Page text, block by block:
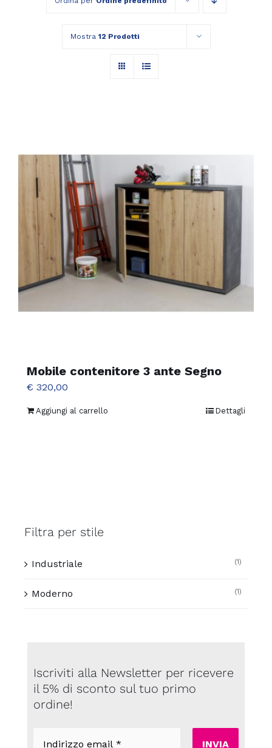
Mostra 12 Prodotti
Mobile contenitore 3 ante Segno
€ 320,00
Aggiungi al carrello Dettagli
Filtra per stile
Industriale (1)
Moderno (1)
Iscriviti alla Newsletter per ricevere
il 5% di sconto sul tuo primo
ordine!
email